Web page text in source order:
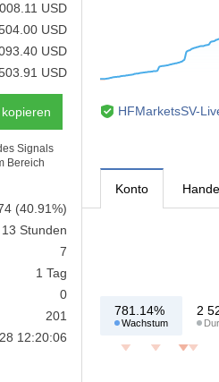
USD
USD
USD
USD
Signals
Bereich
(40.91%)
13 Stunden
7
1 Tag
0
201
12:20:06
HFMarketsSV-
Konto
781.14%
Wachstum
2